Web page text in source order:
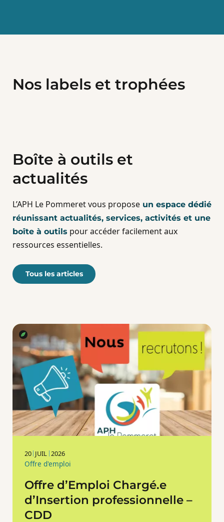
Nos labels et trophées
Boîte à outils et
actualités
L’APH Le Pommeret vous propose un espace dédié
réunissant actualités, services, activités et une
boîte à outils pour accéder facilement aux
ressources essentielles.
Tous les articles
20 JUIL 2026
Offre d'emploi
Offre d’Emploi Chargé.e
d’Insertion professionnelle –
CDD